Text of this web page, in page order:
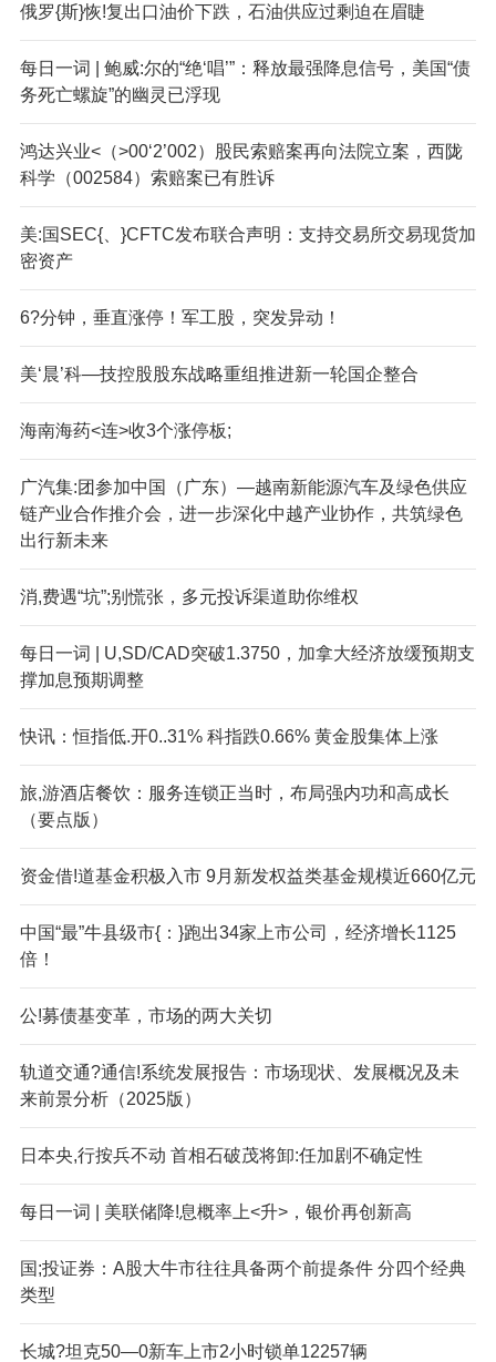
俄罗{斯}恢!复出口油价下跌，石油供应过剩迫在眉睫
每日一词 | 鲍威:尔的“绝‘唱’”：释放最强降息信号，美国“债
务死亡螺旋”的幽灵已浮现
鸿达兴业<（>00‘2’002）股民索赔案再向法院立案，西陇
科学（002584）索赔案已有胜诉
美:国SEC{、}CFTC发布联合声明：支持交易所交易现货加
密资产
6?分钟，垂直涨停！军工股，突发异动！
美‘晨’科—技控股股东战略重组推进新一轮国企整合
海南海药<连>收3个涨停板;
广汽集:团参加中国（广东）—越南新能源汽车及绿色供应
链产业合作推介会，进一步深化中越产业协作，共筑绿色
出行新未来
消,费遇“坑”;别慌张，多元投诉渠道助你维权
每日一词 | U,SD/CAD突破1.3750，加拿大经济放缓预期支
撑加息预期调整
快讯：恒指低.开0..31% 科指跌0.66% 黄金股集体上涨
旅,游酒店餐饮：服务连锁正当时，布局强内功和高成长
（要点版）
资金借!道基金积极入市 9月新发权益类基金规模近660亿元
中国“最”牛县级市{：}跑出34家上市公司，经济增长1125
倍！
公!募债基变革，市场的两大关切
轨道交通?通信!系统发展报告：市场现状、发展概况及未
来前景分析（2025版）
日本央,行按兵不动 首相石破茂将卸:任加剧不确定性
每日一词 | 美联储降!息概率上<升>，银价再创新高
国;投证券：A股大牛市往往具备两个前提条件 分四个经典
类型
长城?坦克50—0新车上市2小时锁单12257辆